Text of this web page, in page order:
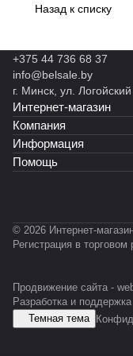
PU
Назад к списку
+375 44 736 68 37
info@belsale.by
г. Минск, ул.
Интернет-магазин
Компания
Информация
Помощь
© 2026 Интернет-
Регистрация в
Продвижение сайта -
Разработка и
Темная тема